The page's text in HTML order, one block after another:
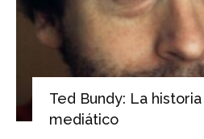
Ted Bundy: La
mediático